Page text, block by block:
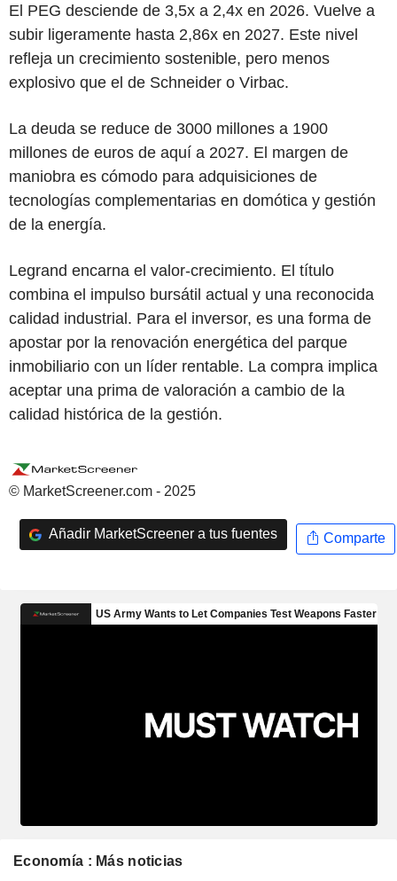
El PEG desciende de 3,5x a 2,4x en 2026. Vuelve a
subir ligeramente hasta 2,86x en 2027. Este nivel
refleja un crecimiento sostenible, pero menos
explosivo que el de Schneider o Virbac.
La deuda se reduce de 3000 millones a 1900
millones de euros de aquí a 2027. El margen de
maniobra es cómodo para adquisiciones de
tecnologías complementarias en domótica y gestión
de la energía.
Legrand encarna el valor-crecimiento. El título
combina el impulso bursátil actual y una reconocida
calidad industrial. Para el inversor, es una forma de
apostar por la renovación energética del parque
inmobiliario con un líder rentable. La compra implica
aceptar una prima de valoración a cambio de la
calidad histórica de la gestión.
© MarketScreener.com - 2025
Añadir MarketScreener a tus fuentes Comparte
Economía : Más noticias